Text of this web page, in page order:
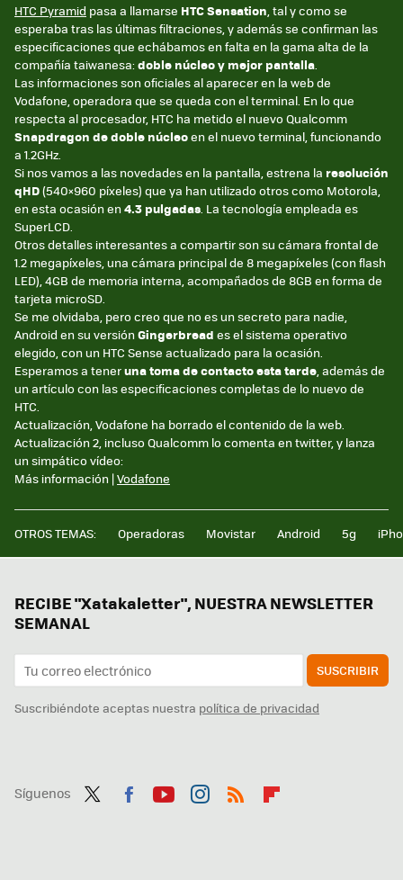
HTC Pyramid pasa a llamarse HTC Sensation , tal y como se
esperaba tras las últimas filtraciones, y además se confirman las
especificaciones que echábamos en falta en la gama alta de la
compañía taiwanesa: doble núcleo y mejor pantalla
Las informaciones son oficiales al aparecer en la web de
Vodafone, operadora que se queda con el terminal. En lo que
respecta al procesador, HTC ha metido el nuevo Qualcomm
Snapdragon de doble núcleoen el nuevo terminal, funcionando
a 1.2GHz.
Si nos vamos a las novedades en la pantalla, estrena la resolución
qHD(540×960 píxeles) que ya han utilizado otros como Motorola,
en esta ocasión en 4.3 pulgadas . La tecnología empleada es
SuperLCD.
Otros detalles interesantes a compartir son su cámara frontal de
1.2 megapíxeles, una cámara principal de 8 megapíxeles (con flash
LED), 4GB de memoria interna, acompañados de 8GB en forma de
tarjeta microSD.
Se me olvidaba, pero creo que no es un secreto para nadie,
Android en su versión Gingerbread es el sistema operativo
elegido, con un HTC Sense actualizado para la ocasión.
Esperamos a teneruna toma de contacto esta tarde , además de
un artículo con las especificaciones completas de lo nuevo de
HTC.
Actualización, Vodafone ha borrado el contenido de la web.
Actualización 2, incluso Qualcomm lo comenta en twitter, y lanza
un simpático vídeo:
Más información |Vodafone
OTROS TEMAS: Operadoras Movistar Android 5g
RECIBE "Xatakaletter", NUESTRA NEWSLETTER
SEMANAL
SUSCRIBIR
Suscribiéndote aceptas nuestra política de privacidad
Síguenos